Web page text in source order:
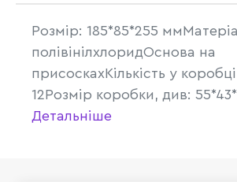
Розмір: 185*85*255
полівінілхлоридОснова на
присоскахКількість у
12Розмір коробки, див:
Детальніше